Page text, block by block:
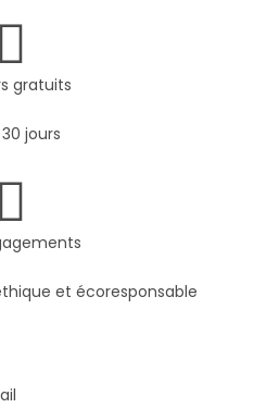
gratuits
jours
et écoresponsable